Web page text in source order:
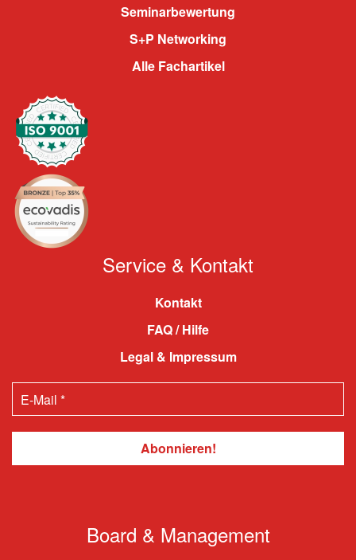
Seminarbewertung
S+P Networking
Alle Fachartikel
Service & Kontakt
Kontakt
FAQ / Hilfe
Legal & Impressum
Board & Management